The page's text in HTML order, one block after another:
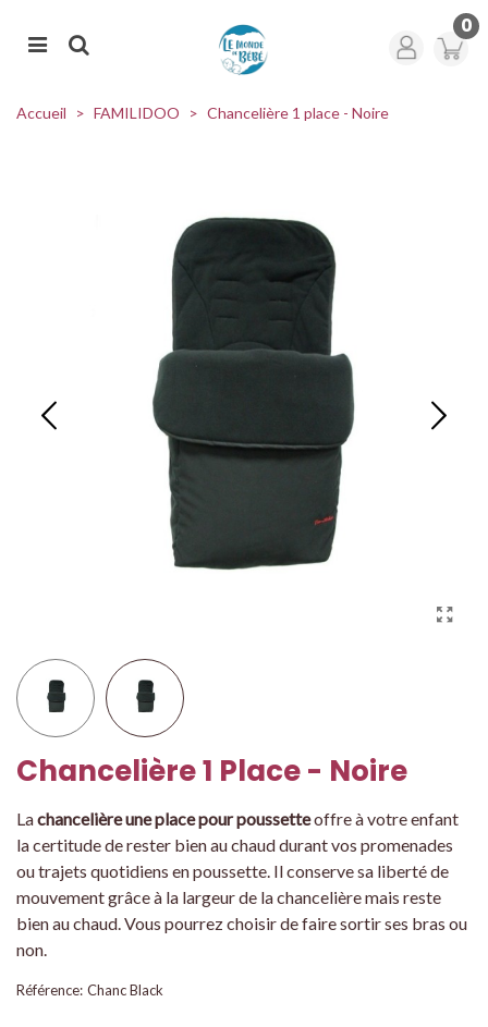
0
Accueil > FAMILIDOO > Chancelière 1 place - Noire
Chancelière 1 Place - Noire
Lachancelière une place pour poussetteoffre à votre enfant
la certitude de rester bien au chaud durant vos promenades
ou trajets quotidiens en poussette. Il conserve sa liberté de
mouvement grâce à la largeur de la chancelière mais reste
bien au chaud. Vous pourrez choisir de faire sortir ses bras ou
non.
Référence: Chanc Black